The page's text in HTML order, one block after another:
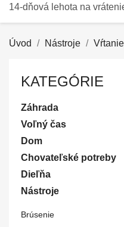
14-dňová lehota na
Úvod Nástroje Vŕtanie
KATEGÓRIE
Záhrada
Voľný čas
Dom
Chovateľské potreby
Dieľňa
Nástroje
Brúsenie